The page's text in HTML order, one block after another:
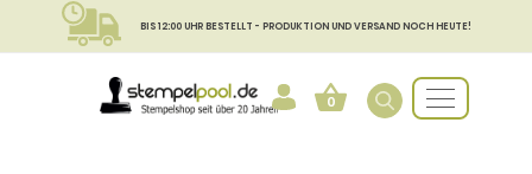
BIS 12:00 UHR BESTELLT - PRODUKTION UND VERSAND NOCH HEUTE!
0